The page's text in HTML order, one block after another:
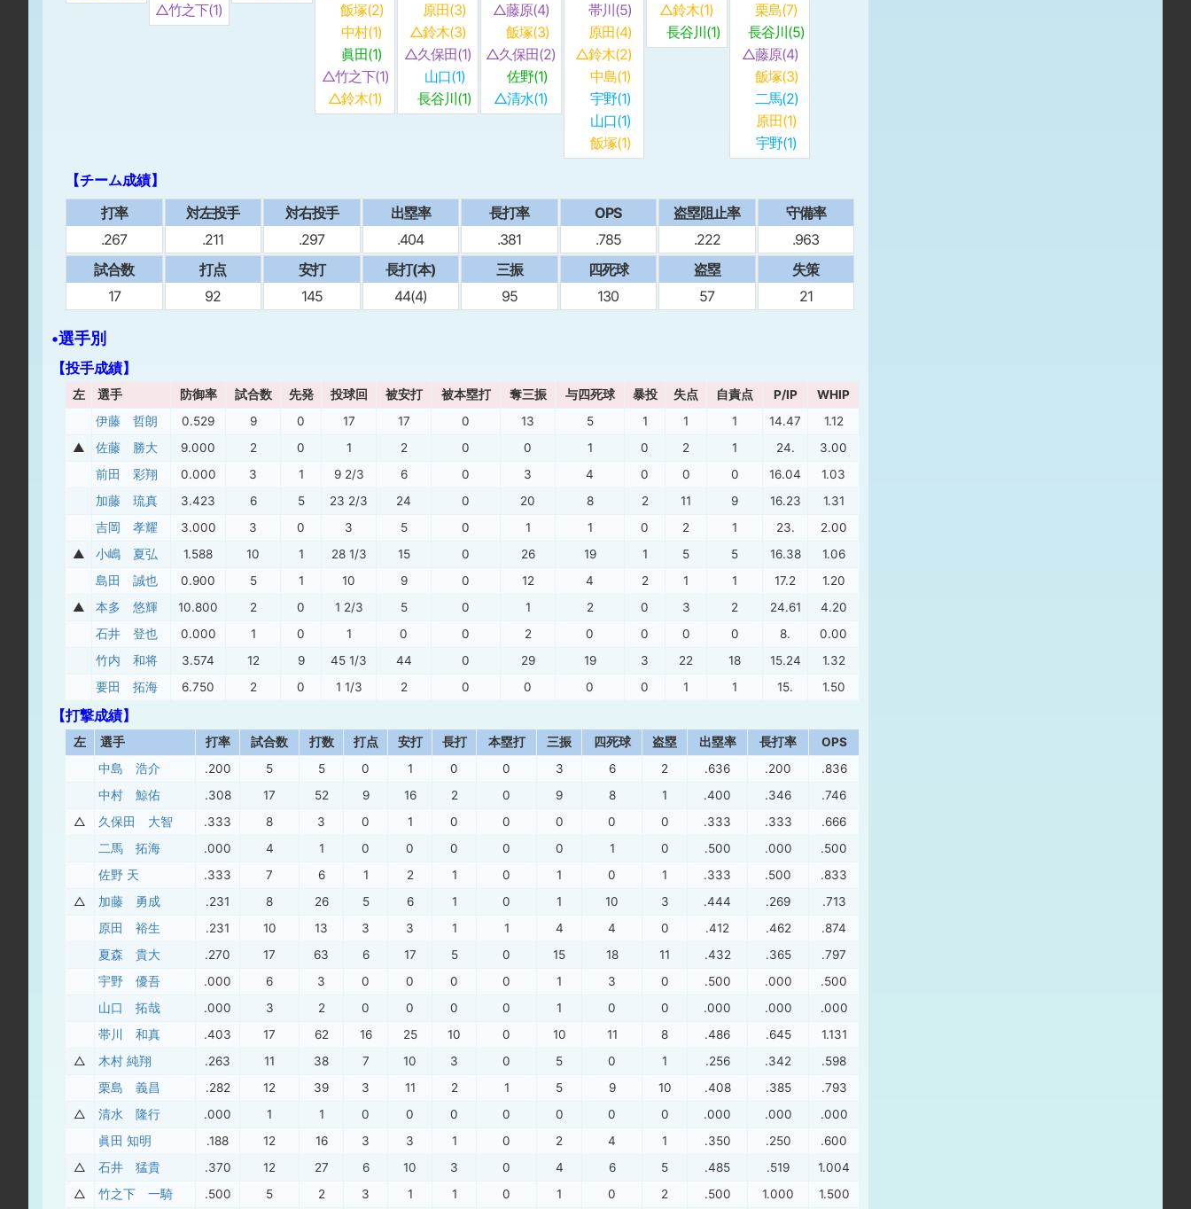
△竹之下(1)
飯塚(2)
中村(1)
眞田(1)
△竹之下(1)
△鈴木(1)
原田(3)
△鈴木(3)
△久保田(1)
山口(1)
長谷川(1)
△藤原(4)
飯塚(3)
△久保田(2)
佐野(1)
△清水(1)
帯川(5)
原田(4)
△鈴木(2)
中島(1)
宇野(1)
山口(1)
飯塚(1)
△鈴木(1)
長谷川(1)
栗島(7)
長谷川(5)
△藤原(4)
飯塚(3)
二馬(2)
原田(1)
宇野(1)
【チーム成績】
打率
.267
対左投手
.211
対右投手
.297
出塁率
.404
⻑打率
.381
OPS
.785
盗塁阻止率
.222
守備率
.963
試合数
17
打点
92
安打
145
⻑打(本)
44(4)
三振
95
四死球
130
盗塁
57
失策
21
•選手別
【投手成績】
左 選手 防御率 試合数 先発 投球回 被安打 被本塁打 奪三振 与四死球 暴投 失点 自責点 P/IP
WHIP
伊藤 哲朗
0.529 9 0 17 17 0 13 5 1 1 1 14.47
1.12
▲
佐藤 勝大 9.000 2 0 1 2 0 0 1 0 2 1 24.
3.00
前田 彩翔
0.000 3 1 9 2/3 6 0 3 4 0 0 0 16.04
1.03
加藤 琉真
3.423 6 5 23 2/3 24 0 20 8 2 11 9 16.23
1.31
吉岡 孝耀
3.000 3 0 3 5 0 1 1 0 2 1 23.
2.00
▲
小嶋 夏弘 1.588 10 1 28 1/3 15 0 26 19 1 5 5 16.38
1.06
島田 誠也
0.900 5 1 10 9 0 12 4 2 1 1 17.2
1.20
▲
本多 悠輝 10.800 2 0 1 2/3 5 0 1 2 0 3 2 24.61
4.20
石井 登也
0.000 1 0 1 0 0 2 0 0 0 0 8.
0.00
竹内 和将
3.574 12 9 45 1/3 44 0 29 19 3 22 18 15.24
1.32
要田 拓海
6.750 2 0 1 1/3 2 0 0 0 0 1 1 15. 1.50
【打撃成績】
左 選手 打率 試合数 打数 打点 安打 長打 本塁打 三振 四死球 盗塁 出塁率 長打率
OPS
中島 浩介
.200 5 5 0 1 0 0 3 6 2 .636 .200
.836
中村 鯨佑
.308 17 52 9 16 2 0 9 8 1 .400 .346
.746
△
久保田 大智 .333 8 3 0 1 0 0 0 0 0 .333 .333
.666
二馬 拓海
.000 4 1 0 0 0 0 0 1 0 .500 .000
.500
佐野 天
.333 7 6 1 2 1 0 1 0 1 .333 .500
.833
△
加藤 勇成 .231 8 26 5 6 1 0 1 10 3 .444 .269
.713
原田 裕生
.231 10 13 3 3 1 1 4 4 0 .412 .462
.874
夏森 貴大
.270 17 63 6 17 5 0 15 18 11 .432 .365
.797
宇野 優吾
.000 6 3 0 0 0 0 1 3 0 .500 .000
.500
山口 拓哉
.000 3 2 0 0 0 0 1 0 0 .000 .000
.000
帯川 和真
.403 17 62 16 25 10 0 10 11 8 .486 .645
1.131
△
木村 純翔 .263 11 38 7 10 3 0 5 0 1 .256 .342
.598
栗島 義昌
.282 12 39 3 11 2 1 5 9 10 .408 .385
.793
△
清水 隆行 .000 1 1 0 0 0 0 0 0 0 .000 .000
.000
眞田 知明
.188 12 16 3 3 1 0 2 4 1 .350 .250
.600
△
石井 猛貴 .370 12 27 6 10 3 0 4 6 5 .485 .519
1.004
△
竹之下 一騎 .500 5 2 3 1 1 0 1 0 2 .500 1.000 1.500